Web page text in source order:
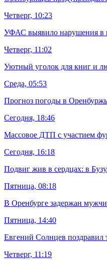
Четверг, 10:23
УФАС выявило нарушения в
Четверг, 11:02
Уютный уголок для книг и
Среда, 05:53
Прогноз погоды в
Сегодня, 18:46
Массовое ДТП с участием
Сегодня, 16:18
Подвиг жив в сердцах: в
Пятница, 08:18
В Оренбурге задержан
Пятница, 14:40
Евгений Солнцев
Четверг, 11:19